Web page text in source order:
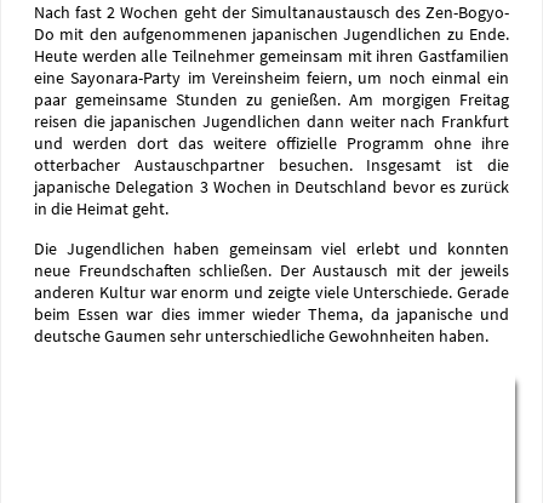
Nach fast 2 Wochen geht der Simultanaustausch des Zen-Bogyo-
Do mit den aufgenommenen japanischen Jugendlichen zu Ende.
Heute werden alle Teilnehmer gemeinsam mit ihren Gastfamilien
eine Sayonara-Party im Vereinsheim feiern, um noch einmal ein
paar gemeinsame Stunden zu genießen. Am morgigen Freitag
reisen die japanischen Jugendlichen dann weiter nach Frankfurt
und werden dort das weitere offizielle Programm ohne ihre
otterbacher Austauschpartner besuchen. Insgesamt ist die
japanische Delegation 3 Wochen in Deutschland bevor es zurück
in die Heimat geht.
Die Jugendlichen haben gemeinsam viel erlebt und konnten
neue Freundschaften schließen. Der Austausch mit der jeweils
anderen Kultur war enorm und zeigte viele Unterschiede. Gerade
beim Essen war dies immer wieder Thema, da japanische und
deutsche Gaumen sehr unterschiedliche Gewohnheiten haben.